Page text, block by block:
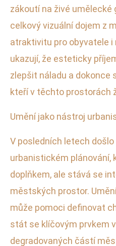
zákoutí na živé umělecké
celkový vizuální dojem z
atraktivitu pro obyvatele i
ukazují, že esteticky
zlepšit náladu a dokonce
kteří v těchto prostorách
Umění jako nástroj
V posledních letech došlo
urbanistickém plánování,
doplňkem, ale stává se
městských prostor.
může pomoci definovat
stát se klíčovým prvkem
degradovaných částí